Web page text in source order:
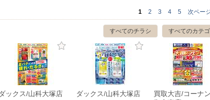
1 2 3 4 5 次ペー
すべてのカテゴ
すべてのチラシ
ダックス/山科大塚店 ダックス/山科大塚店
買取大吉/コーナ